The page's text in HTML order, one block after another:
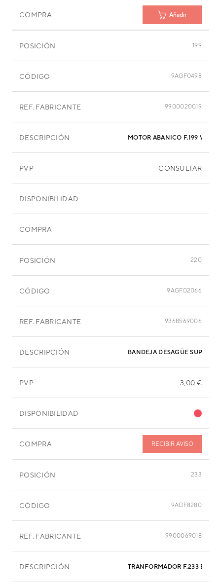
COMPRA Añadir
POSICIÓN 199
CÓDIGO 9AGF0498
REF. FABRICANTE 9900020019
DESCRIPCIÓN MOTOR
PVP CONSULTAR
DISPONIBILIDAD
COMPRA
POSICIÓN 220
CÓDIGO 9AGF02066
REF. FABRICANTE 9368569006
DESCRIPCIÓN BANDEJA DESAGÜE
PVP 3,00 €
DISPONIBILIDAD
COMPRA RECIBIR AVISO
POSICIÓN 233
CÓDIGO 9AGF8280
REF. FABRICANTE 9900069018
DESCRIPCIÓN